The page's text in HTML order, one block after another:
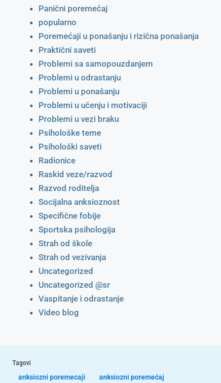
Panični poremećaj
popularno
Poremećaji u ponašanju i rizična ponašanja
Praktični saveti
Problemi sa samopouzdanjem
Problemi u odrastanju
Problemi u ponašanju
Problemi u učenju i motivaciji
Problemi u vezi braku
Psihološke teme
Psihološki saveti
Radionice
Raskid veze/razvod
Razvod roditelja
Socijalna anksioznost
Specifične fobije
Sportska psihologija
Strah od škole
Strah od vezivanja
Uncategorized
Uncategorized @sr
Vaspitanje i odrastanje
Video blog
Tagovi
anksiozni poremecaji
anksiozni poremećaj